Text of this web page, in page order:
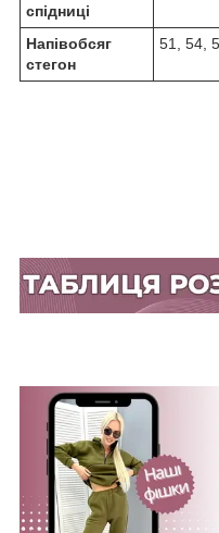
спідниці
Напівобсяг
стегон
51, 54,